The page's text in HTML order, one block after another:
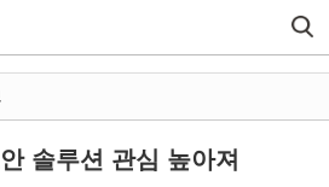
솔루션 관심 높아져